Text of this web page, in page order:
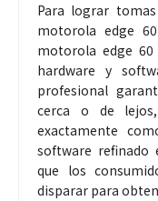
Para lograr
motorola edge
motorola edge 60
hardware y
profesional
cerca o de
exactamente
software refinado
que los
disparar para